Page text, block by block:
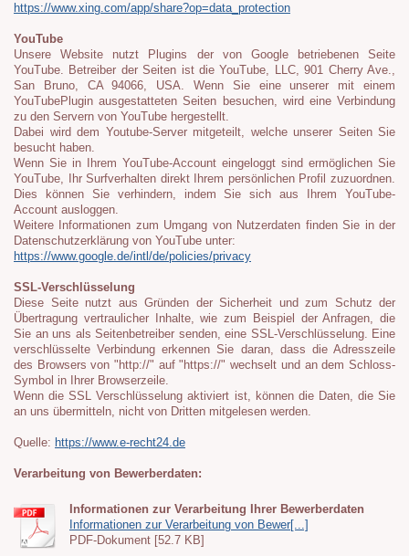
https://www.xing.com/app/share?op=data_protection
YouTube
Unsere Website nutzt Plugins der von Google betriebenen Seite
YouTube. Betreiber der Seiten ist die YouTube, LLC, 901 Cherry Ave.,
San Bruno, CA 94066, USA. Wenn Sie eine unserer mit einem
YouTubePlugin ausgestatteten Seiten besuchen, wird eine Verbindung
zu den Servern von YouTube hergestellt.
Dabei wird dem Youtube-Server mitgeteilt, welche unserer Seiten Sie
besucht haben.
Wenn Sie in Ihrem YouTube-Account eingeloggt sind ermöglichen Sie
YouTube, Ihr Surfverhalten direkt Ihrem persönlichen Profil zuzuordnen.
Dies können Sie verhindern, indem Sie sich aus Ihrem YouTube-
Account ausloggen.
Weitere Informationen zum Umgang von Nutzerdaten finden Sie in der
Datenschutzerklärung von YouTube unter:
https://www.google.de/intl/de/policies/privacy
SSL-Verschlüsselung
Diese Seite nutzt aus Gründen der Sicherheit und zum Schutz der
Übertragung vertraulicher Inhalte, wie zum Beispiel der Anfragen, die
Sie an uns als Seitenbetreiber senden, eine SSL-Verschlüsselung. Eine
verschlüsselte Verbindung erkennen Sie daran, dass die Adresszeile
des Browsers von "http://" auf "https://" wechselt und an dem Schloss-
Symbol in Ihrer Browserzeile.
Wenn die SSL Verschlüsselung aktiviert ist, können die Daten, die Sie
an uns übermitteln, nicht von Dritten mitgelesen werden.
Quelle: https://www.e-recht24.de
Verarbeitung von Bewerberdaten:
Informationen zur Verarbeitung Ihrer Bewerberdaten
Informationen zur Verarbeitung von Bewer[...]
PDF-Dokument [52.7 KB]